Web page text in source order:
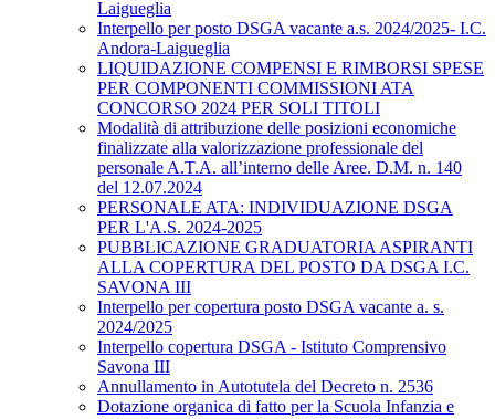
Laigueglia
Interpello per posto DSGA vacante a.s. 2024/2025- I.C.
Andora-Laigueglia
LIQUIDAZIONE COMPENSI E RIMBORSI SPESE
PER COMPONENTI COMMISSIONI ATA
CONCORSO 2024 PER SOLI TITOLI
Modalità di attribuzione delle posizioni economiche
finalizzate alla valorizzazione professionale del
personale A.T.A. all’interno delle Aree. D.M. n. 140
del 12.07.2024
PERSONALE ATA: INDIVIDUAZIONE DSGA
PER L'A.S. 2024-2025
PUBBLICAZIONE GRADUATORIA ASPIRANTI
ALLA COPERTURA DEL POSTO DA DSGA I.C.
SAVONA III
Interpello per copertura posto DSGA vacante a. s.
2024/2025
Interpello copertura DSGA - Istituto Comprensivo
Savona III
Annullamento in Autotutela del Decreto n. 2536
Dotazione organica di fatto per la Scuola Infanzia e